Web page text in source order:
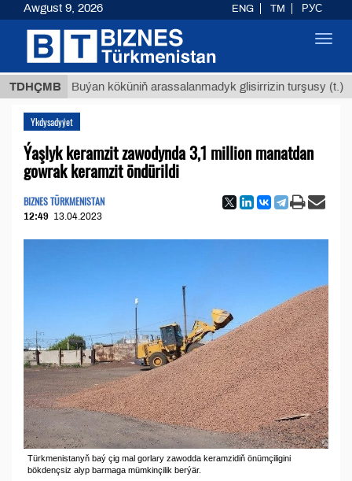
TDHÇMB
Buýan köküniň arassalanmadyk glisirrizin turşusy (t.)
Ykdysadyýet
Ýaşlyk keramzit zawodynda 3,1 million manatdan
gowrak keramzit öndürildi
BIZNES TÜRKMENISTAN
12:49 13.04.2023
Türkmenistanyň baý çig mal gorlary zawodda keramzidiň önümçiligini
bökdençsiz alyp barmaga mümkinçilik berýär.
Awgust 9, 2026 ENG TM РУС